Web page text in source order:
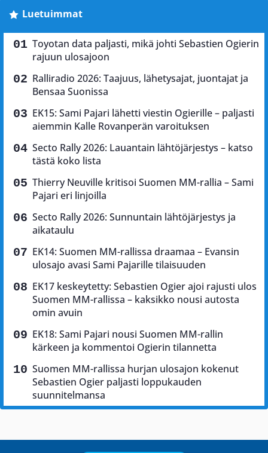
Luetuimmat
Toyotan data paljasti, mikä johti Sebastien Ogierin
rajuun ulosajoon
Ralliradio 2026: Taajuus, lähetysajat, juontajat ja
Bensaa Suonissa
EK15: Sami Pajari lähetti viestin Ogierille – paljasti
aiemmin Kalle Rovanperän varoituksen
Secto Rally 2026: Lauantain lähtöjärjestys – katso
tästä koko lista
Thierry Neuville kritisoi Suomen MM-rallia – Sami
Pajari eri linjoilla
Secto Rally 2026: Sunnuntain lähtöjärjestys ja
aikataulu
EK14: Suomen MM-rallissa draamaa – Evansin
ulosajo avasi Sami Pajarille tilaisuuden
EK17 keskeytetty: Sebastien Ogier ajoi rajusti ulos
Suomen MM-rallissa – kaksikko nousi autosta
omin avuin
EK18: Sami Pajari nousi Suomen MM-rallin
kärkeen ja kommentoi Ogierin tilannetta
Suomen MM-rallissa hurjan ulosajon kokenut
Sebastien Ogier paljasti loppukauden
suunnitelmansa